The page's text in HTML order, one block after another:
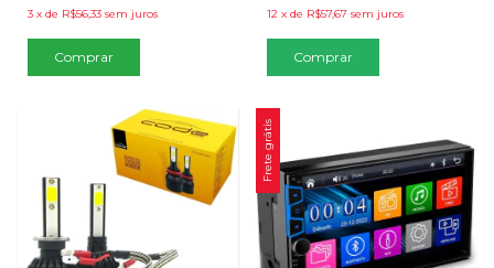
3 x de R$56,33 sem juros
12 x de R$57,67 sem juros
Comprar
Frete grátis